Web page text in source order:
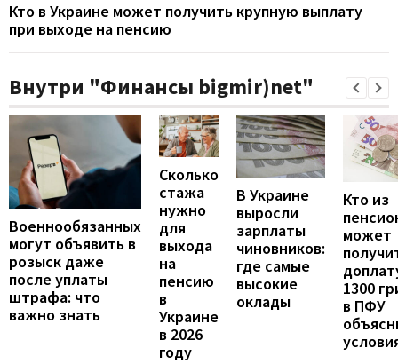
Кто в Украине может получить крупную выплату
при выходе на пенсию
Внутри "Финансы bigmir)net"
Военнообязанных
могут объявить в
розыск даже
после уплаты
штрафа: что
важно знать
Сколько
стажа
нужно
для
выхода
на
пенсию
в
Украине
в 2026
году
В Украине
выросли
зарплаты
чиновников:
где самые
высокие
оклады
Кто из
может
1300
в ПФУ